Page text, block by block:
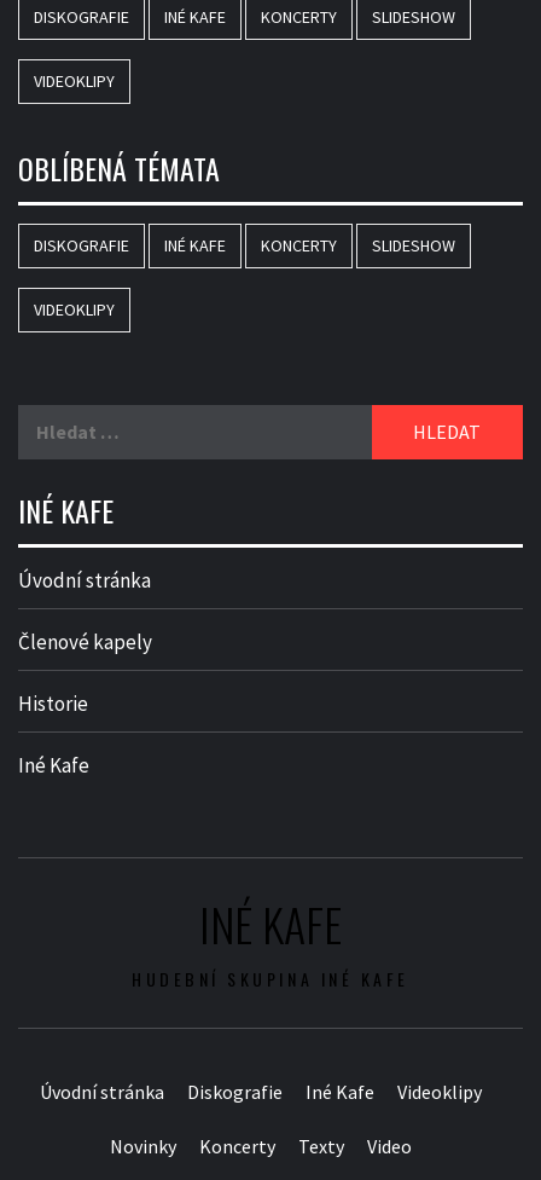
DISKOGRAFIE INÉ KAFE KONCERTY SLIDESHOW
VIDEOKLIPY
OBLÍBENÁ TÉMATA
DISKOGRAFIE INÉ KAFE KONCERTY SLIDESHOW
VIDEOKLIPY
INÉ KAFE
Úvodní stránka
Členové kapely
Historie
Iné Kafe
INÉ KAFE
HUDEBNÍ SKUPINA INÉ KAFE
Úvodní stránka Diskografie Iné Kafe Videoklipy
Novinky Koncerty Texty Video